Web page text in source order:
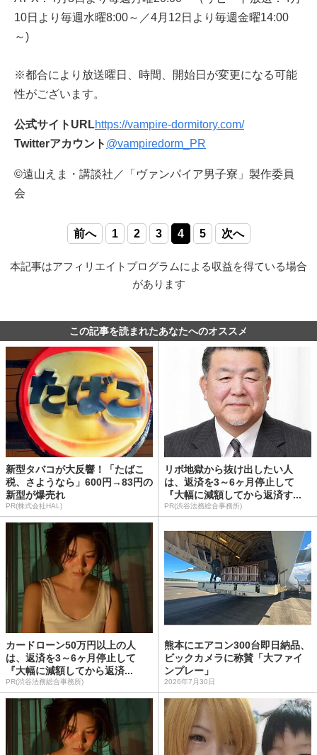
10日より毎週水曜8:00～／4月12日より毎週金曜14:00
～)
※都合により放送曜日、時間、開始日が変更になる可能
性がございます。
公式サイトURLhttps://vampire-dormitory.com/
Twitterアカウント @vampiredorm_PR
©遠山えま・講談社／「ヴァンパイア男子寮」製作委員
会
前へ 1 2 3 4 5 次へ
本記事はアフィリエイトプログラムによる収益を得ている場合
があります
この記事を読まれたあなたへのオススメ
新型タバコが大反響！「たばこ
税、さようなら」600円→83円の
新型が爆売れ
PR(株式会社HAL)
リボ地獄から抜け出したい人
は、返済を3～6ヶ月停止して
『大幅に減額してから返済す...
PR(渋谷法務総合事務所)
カードローン50万円以上の人
は、返済を3～6ヶ月停止して
『大幅に減額してから返済...
PR(渋谷法務総合事務所)
熊本にエアコン300台即日納品、
ビックカメラに称賛「大ファイ
ンプレー」
2026年7月30日